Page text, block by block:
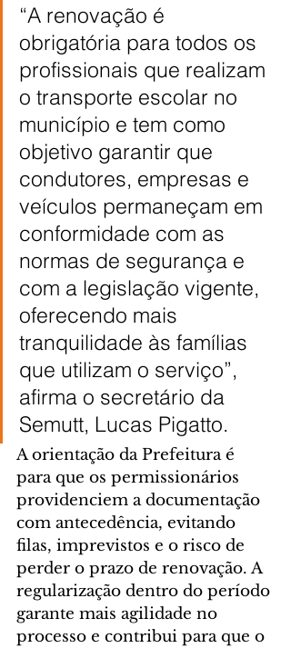
“A renovação é
obrigatória para todos os
profissionais que realizam
o transporte escolar no
município e tem como
objetivo garantir que
condutores, empresas e
veículos permaneçam em
conformidade com as
normas de segurança e
com a legislação vigente,
oferecendo mais
tranquilidade às famílias
que utilizam o serviço”,
afirma o secretário da
Semutt, Lucas Pigatto.
A orientação da Prefeitura é
para que os permissionários
providenciem a documentação
com antecedência, evitando
filas, imprevistos e o risco de
perder o prazo de renovação. A
regularização dentro do período
garante mais agilidade no
processo e contribui para que o